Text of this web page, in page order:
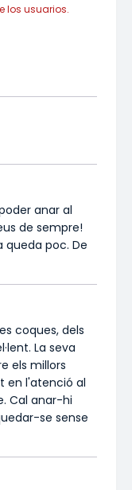
los usuarios.
anar al
de sempre!
queda poc. De
coques, dels
La seva
els millors
en l'atenció al
Cal anar-hi
se sense